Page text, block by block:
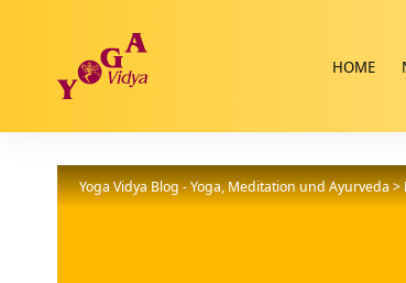
HOME
Yoga Vidya Blog - Yoga, Meditation und Ayurveda>